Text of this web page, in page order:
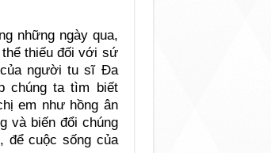
những ngày qua,
thiếu đối với sứ
người tu sĩ Đa
chúng ta tìm biết
em như hồng ân
và biến đổi chúng
để cuộc sống của